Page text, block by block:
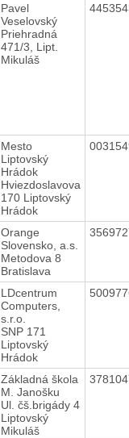
Pavel
Veselovský
Priehradná
471/3, Lipt.
Mikuláš
Mesto
Liptovský
Hrádok
Hviezdoslavova
170 Liptovský
Hrádok
Orange
Slovensko, a.s.
Metodova 8
Bratislava
LDcentrum
Computers,
s.r.o.
SNP 171
Liptovský
Hrádok
Základná škola
M. Janošku
Ul. čš.brigády 4
Liptovský
Mikuláš